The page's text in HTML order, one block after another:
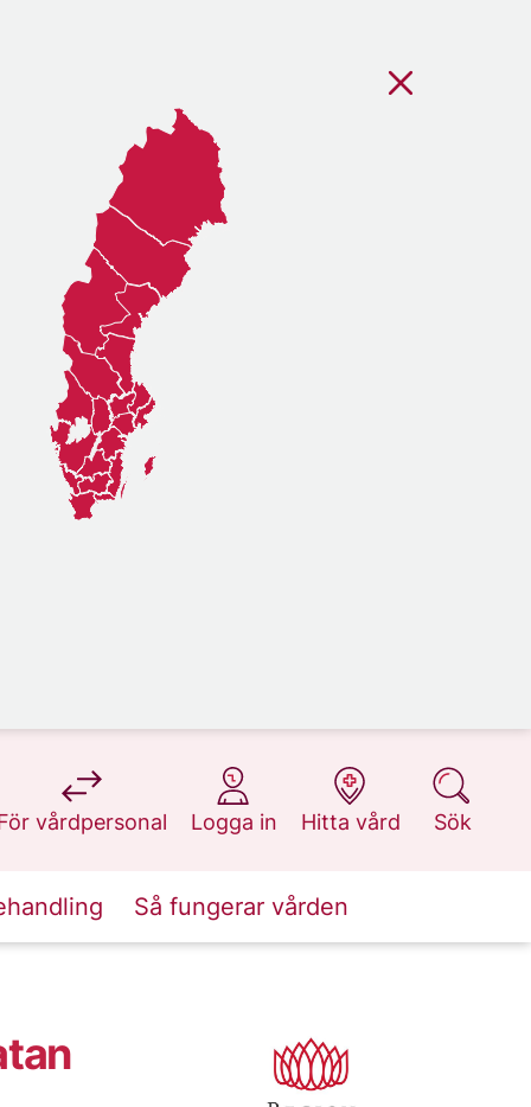
vårdpersonal
på 1177.se
Logga in
på 1177.se
Hitta vård
på 1177.se
Sök
på 1177.se
Så fungerar vården